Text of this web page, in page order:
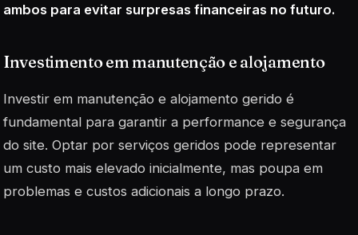
ambos para evitar surpresas financeiras no futuro.
Investimento em manutenção e alojamento
Investir em manutenção e alojamento gerido é
fundamental para garantir a performance e segurança
do site. Optar por serviços geridos pode representar
um custo mais elevado inicialmente, mas poupa em
problemas e custos adicionais a longo prazo.